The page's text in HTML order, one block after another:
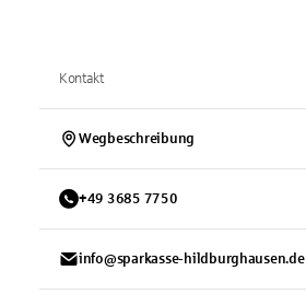
Kontakt
Wegbeschreibung
+49 3685 7750
info@sparkasse-hildburghausen.de